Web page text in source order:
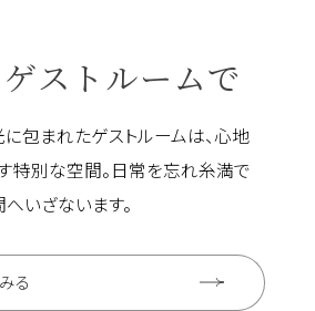
ストルームで
包まれたゲストルームは、心地
特別な空間。日常を忘れ糸満で
いざないます。
る